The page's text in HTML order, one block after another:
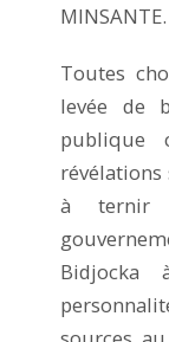
MINSANTE.
Toutes
levée de
publique
à ternir
Bidjocka